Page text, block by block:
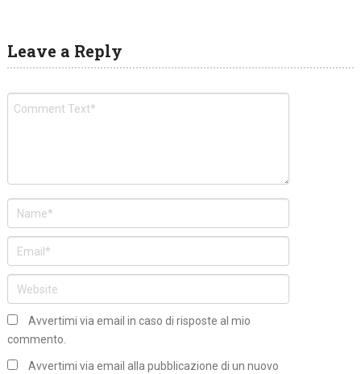
Leave a Reply
Avvertimi via email in caso di risposte al mio
commento.
Avvertimi via email alla pubblicazione di un nuovo